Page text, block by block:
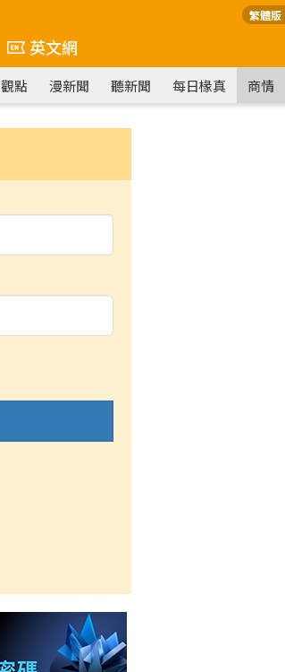
繁體版
英文網
觀點 漫新聞 聽新聞 每日椽真 商情